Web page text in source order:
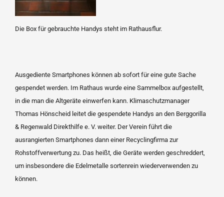
Die Box für gebrauchte Handys steht im Rathausflur.
Ausgediente Smartphones können ab sofort für eine gute Sache
gespendet werden. Im Rathaus wurde eine Sammelbox aufgestellt,
in die man die Altgeräte einwerfen kann. Klimaschutzmanager
Thomas Hönscheid leitet die gespendete Handys an den Berggorilla
& Regenwald Direkthilfe e. V. weiter. Der Verein führt die
ausrangierten Smartphones dann einer Recyclingfirma zur
Rohstoffverwer­tung zu. Das heißt, die Geräte werden geschreddert,
um insbesondere die Edelmetalle sortenrein wiederverwenden zu
können.